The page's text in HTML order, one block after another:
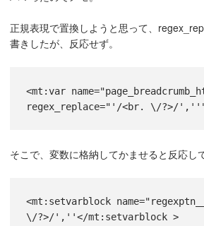
正規表現で置換しようと思って、
書きしたが、反応せず。
<mt:var name=
regex_replace="'/<br. \/?>/
そこで、変数に格納してかませると反応し
<mt:setvarblock
\/?>/',''</mt:setvarblock >